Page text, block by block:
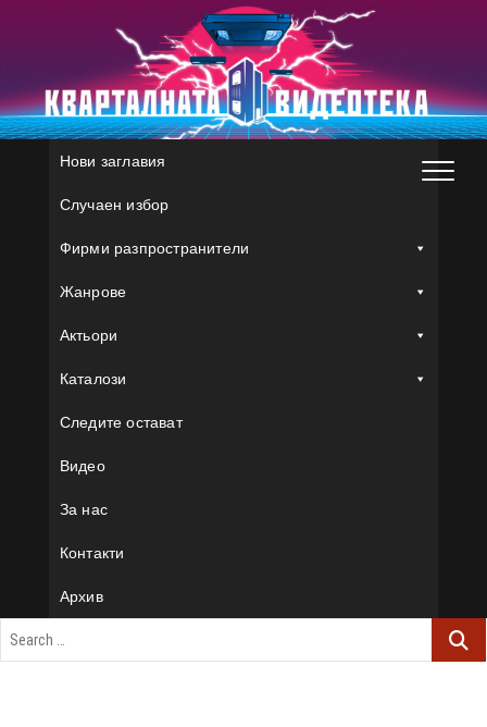
Нови заглавия
Случаен избор
Фирми разпространители
Жанрове
Актьори
Каталози
Следите остават
Видео
За нас
Контакти
Архив